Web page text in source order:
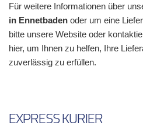
Für weitere Informationen über
in Ennetbaden oder um eine
bitte unsere Website oder
hier, um Ihnen zu helfen, Ihre
zuverlässig zu erfüllen.
EXPRESS KURIER